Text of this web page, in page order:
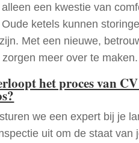
een kwestie van
ketels kunnen
Met een nieuwe,
meer over te maken.
het proces van
we een expert bij je
uit om de staat van